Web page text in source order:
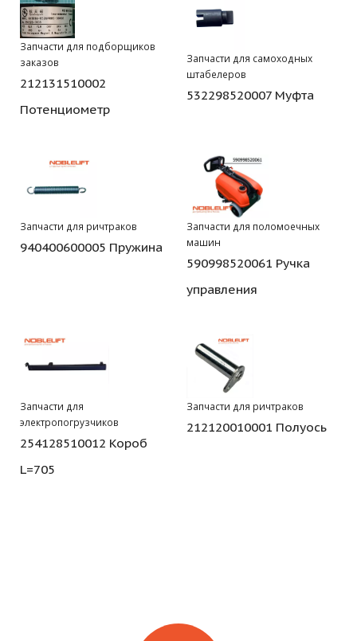
Запчасти для подборщиков
заказов
212131510002
Потенциометр
Запчасти для самоходных
штабелеров
532298520007 Муфта
Запчасти для ричтраков
940400600005 Пружина
Запчасти для поломоечных
машин
590998520061 Ручка
управления
Запчасти для
электропогрузчиков
254128510012 Короб
L=705
Запчасти для ричтраков
212120010001 Полуось